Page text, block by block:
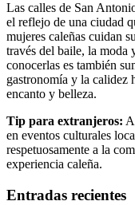
Las calles de San
el reflejo de una ciudad
mujeres caleñas cuidan
través del baile, la moda
conocerlas es también
gastronomía y la calidez
encanto y belleza.
Tip para extranjeros:
en eventos culturales
respetuosamente a la
experiencia caleña.
Entradas recientes